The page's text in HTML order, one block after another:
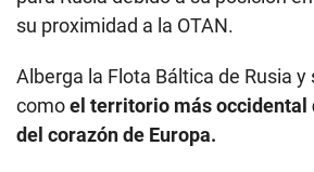
su proximidad a la OTAN.
Alberga la Flota Báltica de Rusia y
comoel territorio más occidental
del corazón de Europa.